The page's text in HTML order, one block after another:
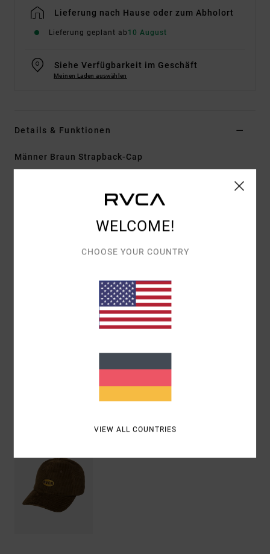
Lieferung nach Hause oder zum Abholort
Lieferung geplant ab 10 August
Siehe Verfügbarkeit im Geschäft
Meinen Laden auswählen
Details & Funktionen
Männer Braun Strapback-Cap
Baumwoll-Twill
[Hauptmaterial] 80 % Polyester, 20
WELCOME!
CHOOSE YOUR COUNTRY
VIEW ALL COUNTRIES